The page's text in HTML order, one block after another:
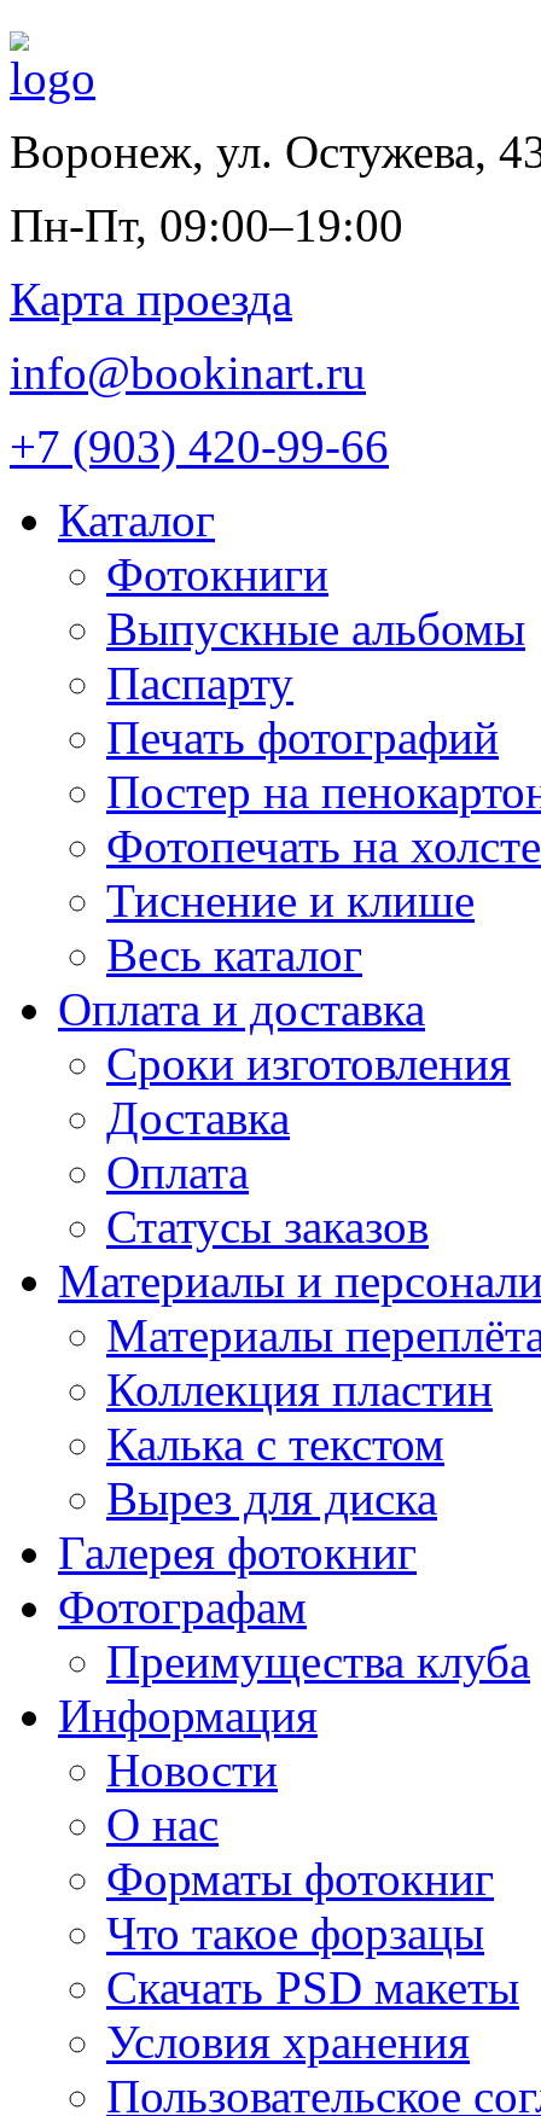
Воронеж, ул. Остужева,
Пн-Пт, 09:00–19:00
Карта проезда
info@bookinart.ru
+7 (903) 420-99-66
Каталог
Фотокниги
Выпускные альбомы
Паспарту
Печать фотографий
Постер на
Фотопечать на холсте
Тиснение и клише
Весь каталог
Оплата и доставка
Сроки изготовления
Доставка
Оплата
Статусы заказов
Материалы и
Материалы
Коллекция пластин
Калька с текстом
Вырез для диска
Галерея фотокниг
Фотографам
Преимущества клуба
Информация
Новости
О нас
Форматы фотокниг
Что такое форзацы
Скачать PSD макеты
Условия хранения
Пользовательское